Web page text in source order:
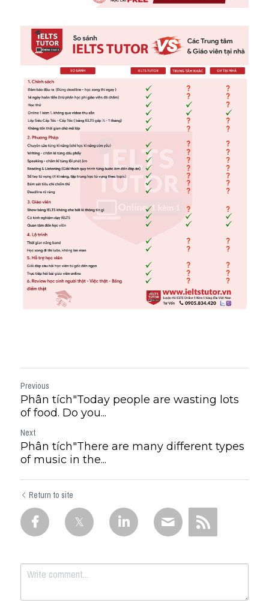
Previous
Phân tích"Today people are wasting lots
of food. Do you...
Next
Phân tích"There are many different types
of music in the...
Return to site